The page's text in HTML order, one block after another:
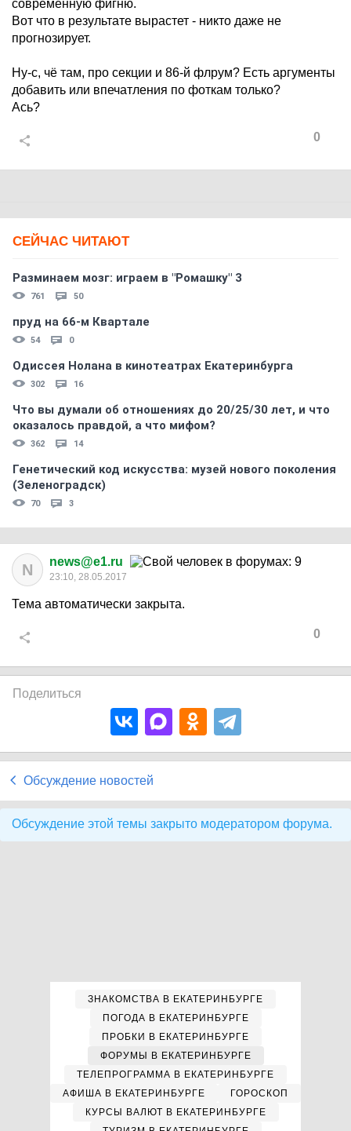
современную фигню.
Вот что в результате вырастет - никто даже не
прогнозирует.
Ну-с, чё там, про секции и 86-й флрум? Есть аргументы
добавить или впечатления по фоткам только?
Ась?
0
СЕЙЧАС ЧИТАЮТ
Разминаем мозг: играем в "Ромашку" 3
761 50
пруд на 66-м Квартале
54 0
Одиссея Нолана в кинотеатрах Екатеринбурга
302 16
Что вы думали об отношениях до 20/25/30 лет, и что
оказалось правдой, а что мифом?
362 14
Генетический код искусства: музей нового поколения
(Зеленоградск)
70 3
N news@e1.ru
23:10, 28.05.2017
Тема автоматически закрыта.
0
Поделиться
Обсуждение новостей
Обсуждение этой темы закрыто модератором форума.
ЗНАКОМСТВА В ЕКАТЕРИНБУРГЕ
ПОГОДА В ЕКАТЕРИНБУРГЕ
ПРОБКИ В ЕКАТЕРИНБУРГЕ
ФОРУМЫ В ЕКАТЕРИНБУРГЕ
ТЕЛЕПРОГРАММА В ЕКАТЕРИНБУРГЕ
АФИША В ЕКАТЕРИНБУРГЕ
ГОРОСКОП
КУРСЫ ВАЛЮТ В ЕКАТЕРИНБУРГЕ